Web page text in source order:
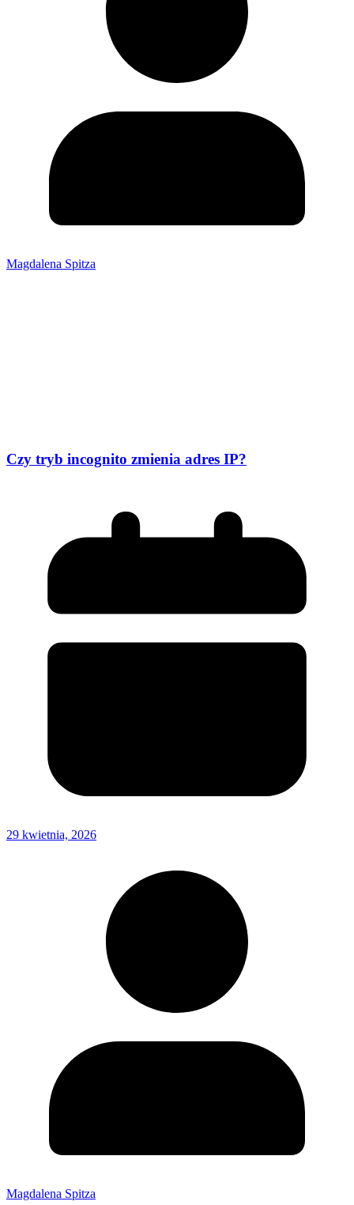
Magdalena Spitza
Czy tryb incognito zmienia adres IP?
29 kwietnia, 2026
Magdalena Spitza